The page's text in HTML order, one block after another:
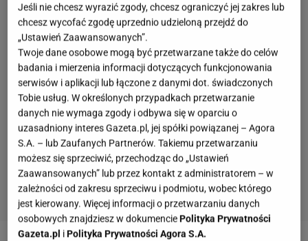
Jeśli nie chcesz wyrazić zgody, chcesz ograniczyć jej zakres lub
chcesz wycofać zgodę uprzednio udzieloną przejdź do
„Ustawień Zaawansowanych”.
Twoje dane osobowe mogą być przetwarzane także do celów
badania i mierzenia informacji dotyczących funkcjonowania
serwisów i aplikacji lub łączone z danymi dot. świadczonych
Tobie usług. W określonych przypadkach przetwarzanie
danych nie wymaga zgody i odbywa się w oparciu o
uzasadniony interes Gazeta.pl, jej spółki powiązanej – Agora
S.A. – lub Zaufanych Partnerów. Takiemu przetwarzaniu
możesz się sprzeciwić, przechodząc do „Ustawień
Zaawansowanych” lub przez kontakt z administratorem – w
zależności od zakresu sprzeciwu i podmiotu, wobec którego
jest kierowany. Więcej informacji o przetwarzaniu danych
osobowych znajdziesz w dokumenciePolityka Prywatności
Gazeta.pl iPolityka Prywatności Agora S.A.